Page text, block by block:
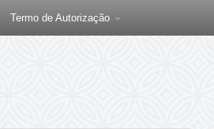
Termo de Autorização